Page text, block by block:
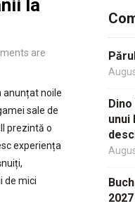
la
are
anunțat noile
sale de
prezintă o
experiența
de mici
unui